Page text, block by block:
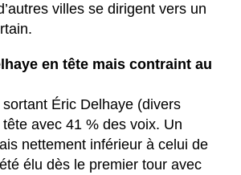
villes se dirigent vers un
en tête mais contraint au
sortant Éric Delhaye (divers
avec 41 % des voix. Un
nettement inférieur à celui de
élu dès le premier tour avec